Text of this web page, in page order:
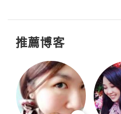
推薦博客